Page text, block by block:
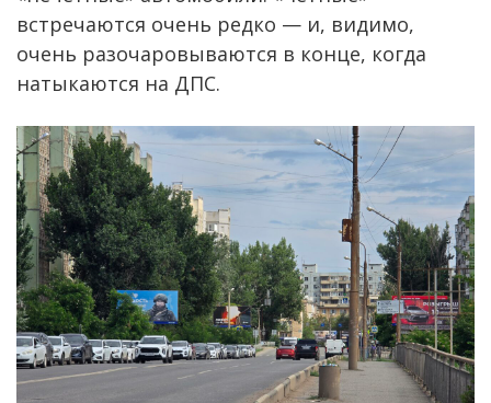
встречаются очень редко — и, видимо,
очень разочаровываются в конце, когда
натыкаются на ДПС.